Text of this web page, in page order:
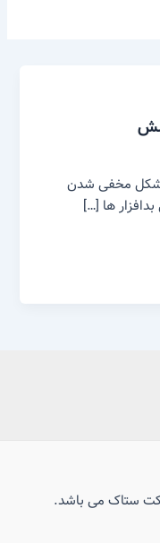
مخفی شدن
ها […]
ستاک می باشد.